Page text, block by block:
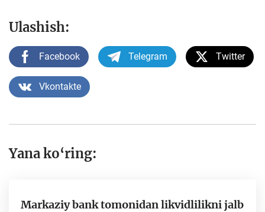
Ulashish:
Facebook Telegram Twitter
Vkontakte
Yana ko‘ring:
Markaziy bank tomonidan likvidlilikni jalb